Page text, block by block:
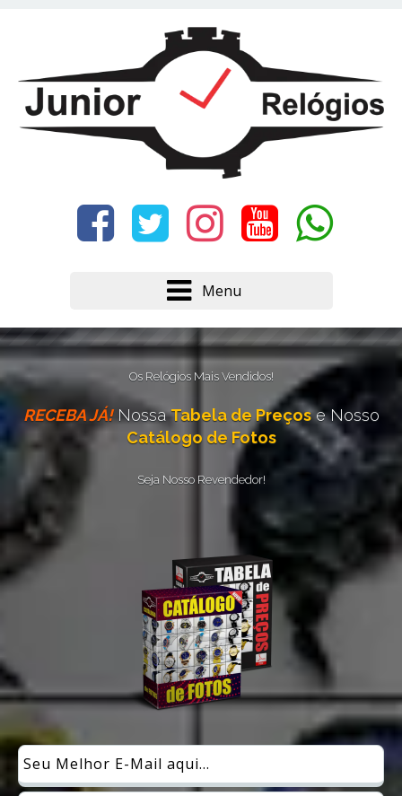
Menu
Os Relógios Mais Vendidos!
RECEBA JÁ!NossaTabela de Preçose Nosso
Catálogo de Fotos
Seja Nosso Revendedor!
para lembrar e entender como você usa nosso
site, analisar seu uso de nossos produtos e
serviços, ajudar com nossos esforços de
marketing e fornecer conteúdo de terceiros. Leia
mais emPolítica de Cookies e Privacidade